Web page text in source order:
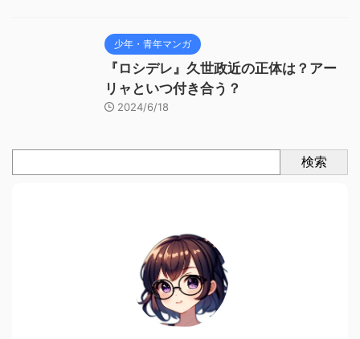
少年・青年マンガ
『ロシデレ』久世政近の正体は？アー
リャといつ付き合う？
2024/6/18
検索